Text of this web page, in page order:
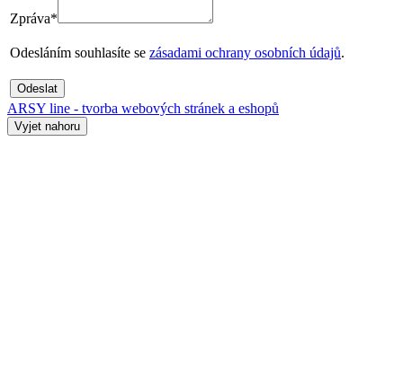
Zpráva*
Odesláním souhlasíte se zásadami ochrany osobních údajů.
Odeslat
ARSY line - tvorba webových stránek a eshopů
Vyjet nahoru